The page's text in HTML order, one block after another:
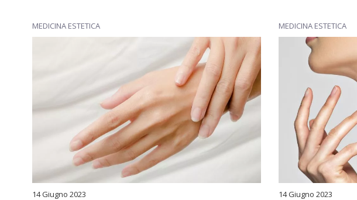
MEDICINA ESTETICA
14 Giugno 2023
MEDICINA ESTETICA
14 Giugno 2023